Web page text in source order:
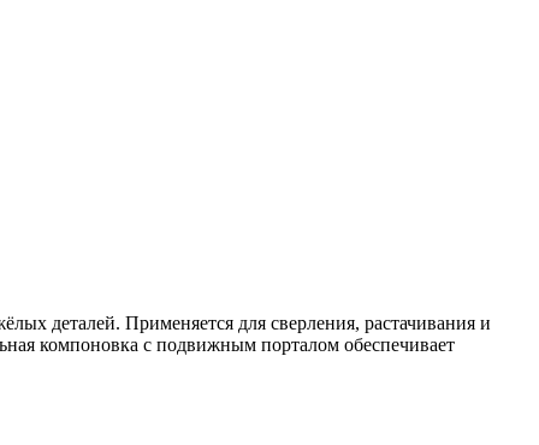
деталей. Применяется для сверления, растачивания и
компоновка с подвижным порталом обеспечивает